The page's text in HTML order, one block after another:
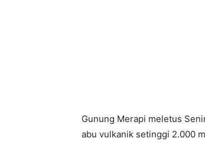
Gunung Merapi meletus
abu vulkanik setinggi 2.000